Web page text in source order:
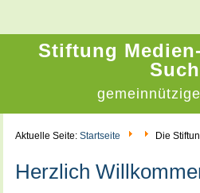
Stiftung
Aktuelle Seite:Startseite Die
Herzlich